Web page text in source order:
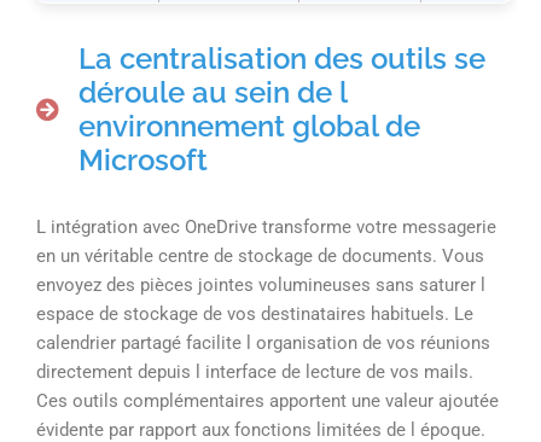
La centralisation des outils se
déroule au sein de l
environnement global de
Microsoft
L intégration avec OneDrive transforme votre messagerie
en un véritable centre de stockage de documents. Vous
envoyez des pièces jointes volumineuses sans saturer l
espace de stockage de vos destinataires habituels. Le
calendrier partagé facilite l organisation de vos réunions
directement depuis l interface de lecture de vos mails.
Ces outils complémentaires apportent une valeur ajoutée
évidente par rapport aux fonctions limitées de l époque.